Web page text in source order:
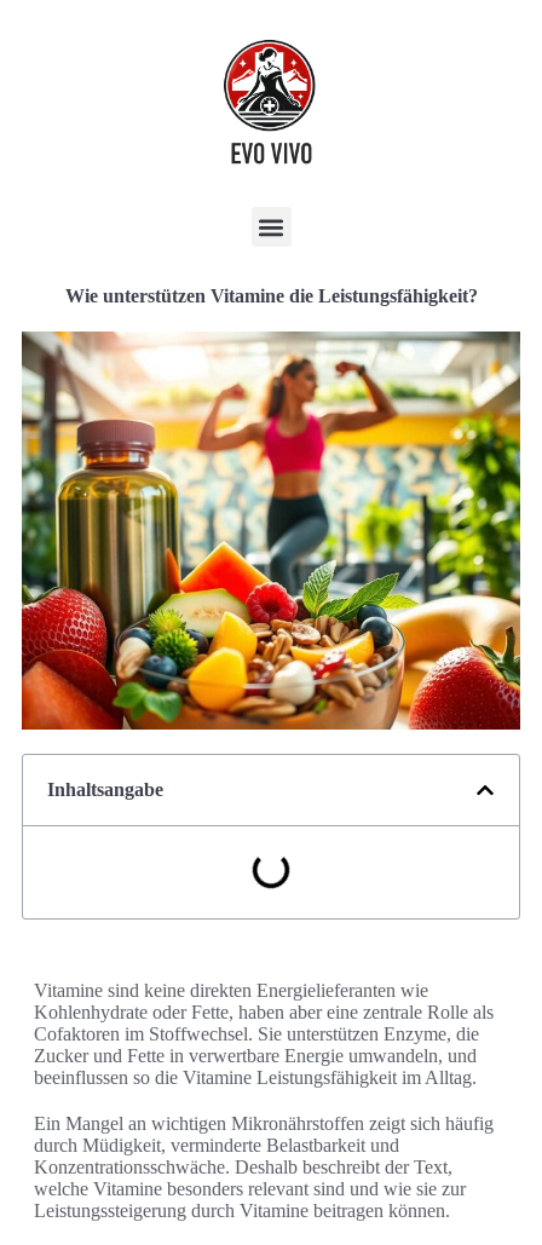
Wie unterstützen Vitamine die Leistungsfähigkeit?
Inhaltsangabe
Vitamine sind keine direkten Energielieferanten wie
Kohlenhydrate oder Fette, haben aber eine zentrale Rolle als
Cofaktoren im Stoffwechsel. Sie unterstützen Enzyme, die
Zucker und Fette in verwertbare Energie umwandeln, und
beeinflussen so die Vitamine Leistungsfähigkeit im Alltag.
Ein Mangel an wichtigen Mikronährstoffen zeigt sich häufig
durch Müdigkeit, verminderte Belastbarkeit und
Konzentrationsschwäche. Deshalb beschreibt der Text,
welche Vitamine besonders relevant sind und wie sie zur
Leistungssteigerung durch Vitamine beitragen können.